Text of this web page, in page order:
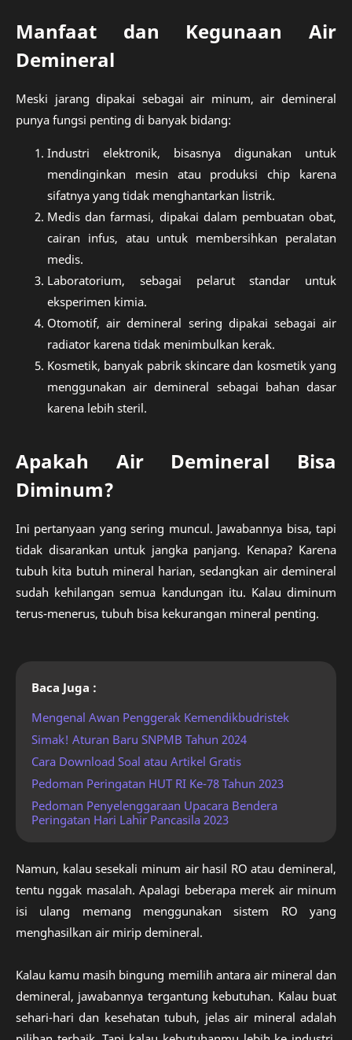
Manfaat dan Kegunaan Air
Demineral
Meski jarang dipakai sebagai air minum, air demineral
punya fungsi penting di banyak bidang:
Industri elektronik, bisasnya digunakan untuk
mendinginkan mesin atau produksi chip karena
sifatnya yang tidak menghantarkan listrik.
Medis dan farmasi, dipakai dalam pembuatan obat,
cairan infus, atau untuk membersihkan peralatan
medis.
Laboratorium, sebagai pelarut standar untuk
eksperimen kimia.
Otomotif, air demineral sering dipakai sebagai air
radiator karena tidak menimbulkan kerak.
Kosmetik, banyak pabrik skincare dan kosmetik yang
menggunakan air demineral sebagai bahan dasar
karena lebih steril.
Apakah Air Demineral Bisa
Diminum?
Ini pertanyaan yang sering muncul. Jawabannya bisa, tapi
tidak disarankan untuk jangka panjang. Kenapa? Karena
tubuh kita butuh mineral harian, sedangkan air demineral
sudah kehilangan semua kandungan itu. Kalau diminum
terus-menerus, tubuh bisa kekurangan mineral penting.
Baca Juga :
Mengenal Awan Penggerak Kemendikbudristek
Simak! Aturan Baru SNPMB Tahun 2024
Cara Download Soal atau Artikel Gratis
Pedoman Peringatan HUT RI Ke-78 Tahun 2023
Pedoman Penyelenggaraan Upacara Bendera
Peringatan Hari Lahir Pancasila 2023
Namun, kalau sesekali minum air hasil RO atau demineral,
tentu nggak masalah. Apalagi beberapa merek air minum
isi ulang memang menggunakan sistem RO yang
menghasilkan air mirip demineral.
Kalau kamu masih bingung memilih antara air mineral dan
demineral, jawabannya tergantung kebutuhan. Kalau buat
sehari-hari dan kesehatan tubuh, jelas air mineral adalah